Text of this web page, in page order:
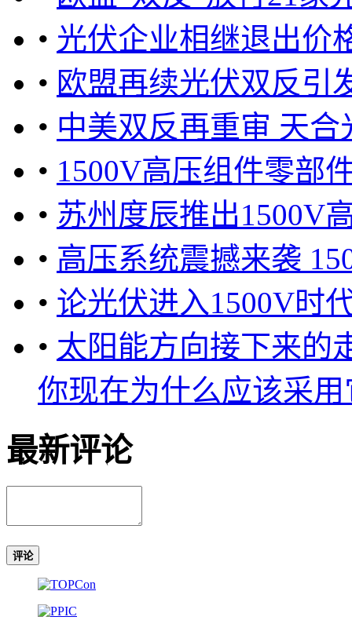
• 光伏企业相继退出价
• 欧盟再续光伏双反引
• 中美双反再重审 天
• 1500V高压组件零部
• 苏州度辰推出1500V
• 高压系统震撼来袭
• 论光伏进入1500V时
• 太阳能方向接下来的
你现在为什么应该采用
最新评论
评论